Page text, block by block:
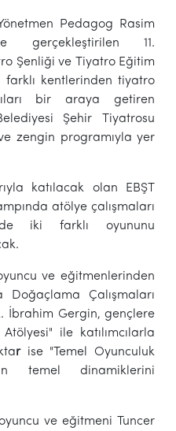
Pedagog Rasim
gerçekleştirilen 11.
Şenliği ve Tiyatro Eğitim
farklı kentlerinden tiyatro
bir araya getiren
Şehir Tiyatrosu
zengin programıyla yer
katılacak olan EBŞT
atölye çalışmaları
iki farklı oyununu
ve eğitmenlerinden
Doğaçlama Çalışmaları
İbrahim Gergin, gençlere
ile katılımcılarla
rise "Temel Oyunculuk
temel dinamiklerini
ve eğitmeni Tuncer